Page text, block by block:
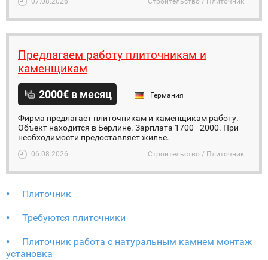
Предлагаем работу плиточникам и
каменщикам
2000€ в месяц Германия
Фирма предлагает плиточникам и каменщикам работу.
Объект находится в Берлине. Зарплата 1700 - 2000. При
необходимости предоставляет жилье.
06.08.2026 Строительство / Плиточник
Плиточник
Требуются плиточники
Плиточник работа с натуральным камнем монтаж
установка